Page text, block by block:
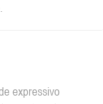
expressivo